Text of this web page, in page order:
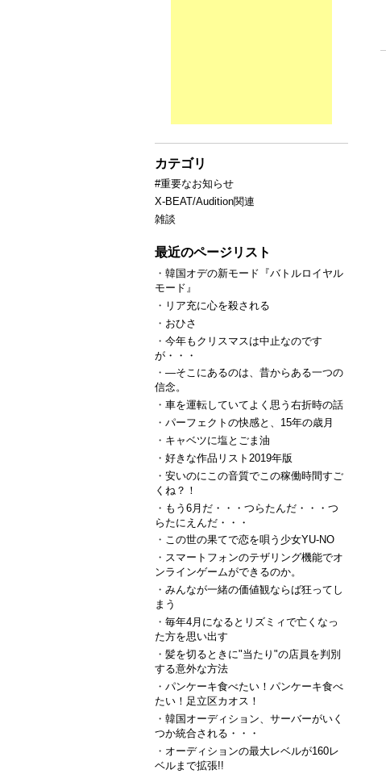
カテゴリ
#重要なお知らせ
X-BEAT/Audition関連
雑談
最近のページリスト
・ 韓国オデの新モード『バトルロイヤル
モード』
・ リア充に心を殺される
・ おひさ
・ 今年もクリスマスは中止なのです
が・・・
・ ―そこにあるのは、昔からある一つの
信念。
・ 車を運転していてよく思う右折時の話
・ パーフェクトの快感と、15年の歳月
・ キャベツに塩とごま油
・ 好きな作品リスト2019年版
・ 安いのにこの音質でこの稼働時間すご
くね？！
・ もう6月だ・・・つらたんだ・・・つ
らたにえんだ・・・
・ この世の果てで恋を唄う少女YU-NO
・ スマートフォンのテザリング機能でオ
ンラインゲームができるのか。
・ みんなが一緒の価値観ならば狂ってし
まう
・ 毎年4月になるとリズミィで亡くなっ
た方を思い出す
・ 髪を切るときに"当たり"の店員を判別
する意外な方法
・ パンケーキ食べたい！パンケーキ食べ
たい！足立区カオス！
・ 韓国オーディション、サーバーがいく
つか統合される・・・
・ オーディションの最大レベルが160レ
ベルまで拡張!!